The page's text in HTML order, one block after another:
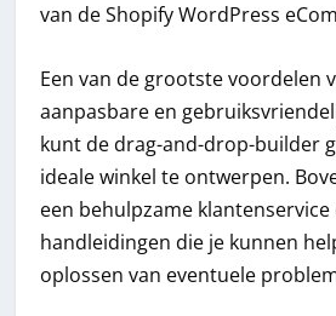
van de Shopify WordPress
Een van de grootste voordelen
aanpasbare en
kunt de drag-and-drop-builder
ideale winkel te ontwerpen.
een behulpzame
handleidingen die je kunnen
oplossen van eventuele